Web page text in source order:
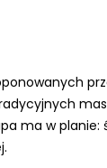
ma w planie: